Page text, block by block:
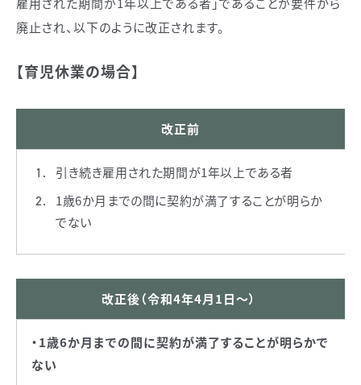
廃止され、以下のように改正されます。
【育児休業の場合】
改正前
引き続き雇用された期間が1年以上である者
1歳6か月までの間に契約が満了することが明らか
でない
改正後（令和4年4月1日～）
・1歳6か月までの間に契約が満了することが明らかで
ない